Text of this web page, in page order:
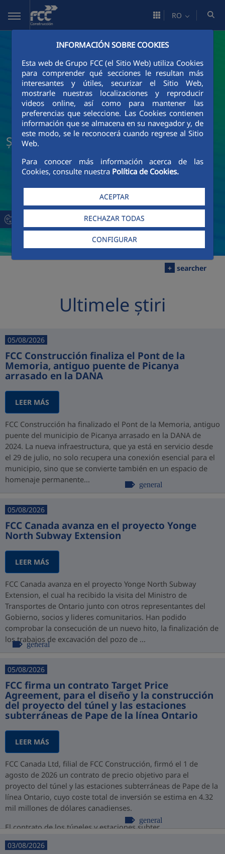
Skip to Main Content
INFORMACIÓN SOBRE COOKIES
Esta web de Grupo FCC (el Sitio Web) utiliza Cookies
para comprender qué secciones le resultan más
interesantes y útiles, securizar el Sitio Web,
mostrarle nuestras localizaciones y reproducir
videos online, así como para mantener las
preferencias que seleccione. Las Cookies contienen
información que se almacena en su navegador y, de
este modo, se le reconocerá cuando regrese al Sitio
Web.
Para conocer más información acerca de las
Cookies, consulte nuestra Política de Cookies.
ACEPTAR
RECHAZAR TODAS
CONFIGURAR
RO
Știri și actualități FCC Construcción
+ searcher
Ultimele știri
05/08/2026
FCC Construcción finaliza el Pont de la
Memoria, antiguo puente de Picanya
arrasado en la DANA
LEER MÁS
FCC Construcción ha finalizado el Pont de la Memoria, antiguo
puente del municipio de Picanya arrasado en la DANA de
2024. La nueva infraestructura, que ya está en servicio desde
el 29 de julio, no solo recupera una conexión esencial para el
municipio, sino que se convierte también en un espacio de
homenaje permanente...
general
05/08/2026
FCC Canada avanza en el proyecto Yonge
North Subway Extension
LEER MÁS
FCC Canada avanza en el proyecto Yonge North Subway
Extension, el cual ha recibido la visita del Ministro de
Transportes de Ontario junto con otros representantes del
Gobierno, socios y lideres comunitarios. Han podido
comprobar la consecución de un nuevo hito, la finalización de
los trabajos de excavación del pozo de ...
general
05/08/2026
FCC firma un contrato Target Price
Agreement, para el diseño y la construcción
del proyecto del túnel y las estaciones
subterráneas de Pape de la línea Ontario
LEER MÁS
FCC Canada Ltd, filial de FCC Construcción, firmó el 1 de
agosto de 2026 un contrato de precio objetivo para el
proyecto del túnel y las estaciones subterráneas de Pape de la
línea Ontario, cuyo coste total de inversión se estima en 4.32
mil millones de dólares canadienses.
El contrato de los túneles y estaciones subter...
general
03/08/2026